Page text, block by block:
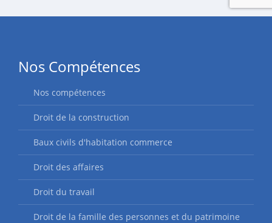
Nos Compétences
Nos compétences
Droit de la construction
Baux civils d'habitation commerce
Droit des affaires
Droit du travail
Droit de la famille des personnes et du patrimoine